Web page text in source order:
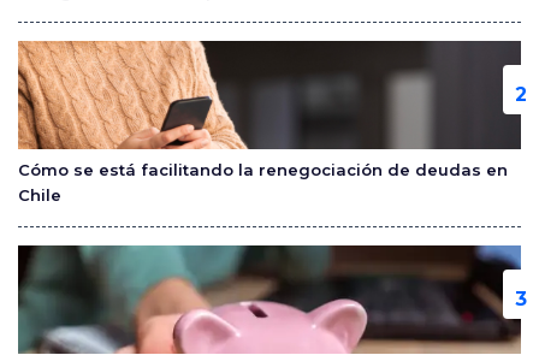
k
Cómo se está facilitando la renegociación de deudas en
Chile